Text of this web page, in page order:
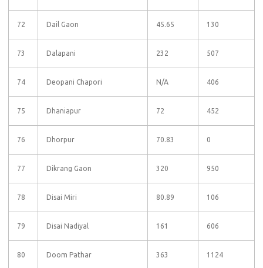
72 Dail Gaon 45.65 130
73 Dalapani 232 507
74 Deopani Chapori N/A 406
75 Dhaniapur 72 452
76 Dhorpur 70.83 0
77 Dikrang Gaon 320 950
78 Disai Miri 80.89 106
79 Disai Nadiyal 161 606
80 Doom Pathar 363 1124